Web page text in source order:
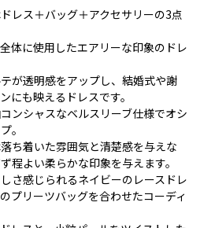
レス＋バッグ＋アクセサリーの3点
体に使用したエアリーな印象のドレ
が透明感をアップし、結婚式や謝
にも映えるドレスです。
ンシャスなベルスリーブ仕様でオシ
。
ち着いた雰囲気と清楚感を与えな
程よい柔らかな印象を与えます。
さ感じられるネイビーのレースドレ
プリーツバッグを合わせたコーディ